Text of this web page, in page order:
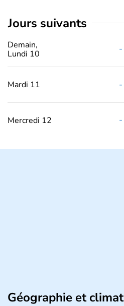
jours suivants
Demain,
Lundi 10
-
Mardi 11 -
Mercredi 12 -
Géographie et climat